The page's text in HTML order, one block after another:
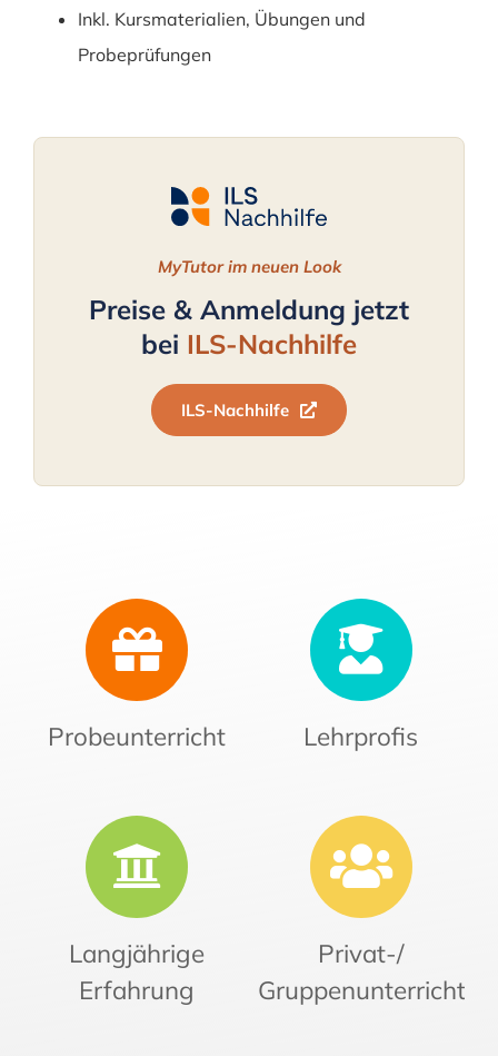
Inkl. Kursmaterialien, Übungen und
Probeprüfungen
MyTutor im neuen Look
Preise & Anmeldung jetzt
bei ILS-Nachhilfe
ILS-Nachhilfe
Probeunterricht
Langjährige
Erfahrung
Lehrprofis
Privat-/
Gruppenunterricht